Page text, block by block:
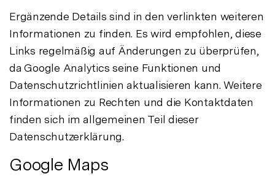
Ergänzende Details sind in den verlinkten weiteren
Informationen zu finden. Es wird empfohlen, diese
Links regelmäßig auf Änderungen zu überprüfen,
da Google Analytics seine Funktionen und
Datenschutzrichtlinien aktualisieren kann. Weitere
Informationen zu Rechten und die Kontaktdaten
finden sich im allgemeinen Teil dieser
Datenschutzerklärung.
Google Maps